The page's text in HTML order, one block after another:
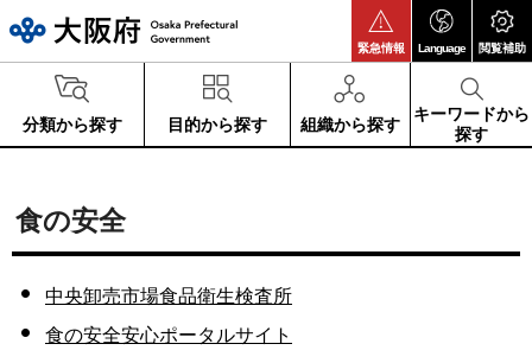
緊急情報 Language 閲覧補助
分類から探す 目的から探す 組織から探す
キーワードから
探す
食の安全
中央卸売市場食品衛生検査所
食の安全安心ポータルサイト